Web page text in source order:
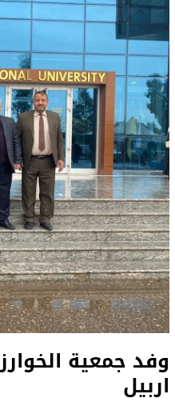
وفد جمعية
اربيل